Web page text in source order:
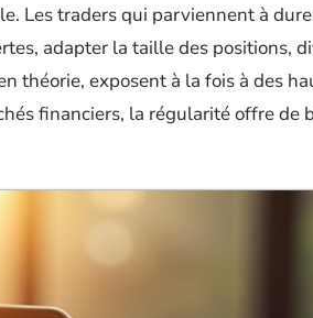
Les traders qui parviennent à
adapter la taille des positions,
théorie, exposent à la fois à des
financiers, la régularité offre de